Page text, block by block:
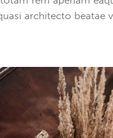
architecto beatae